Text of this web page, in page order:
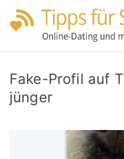
Zum
Inhalt
Fake-Profil auf
jünger